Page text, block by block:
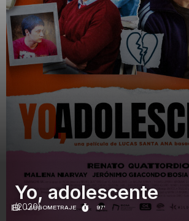
LARGOMETRAJE 97'
Yo, adolescente
(2020)